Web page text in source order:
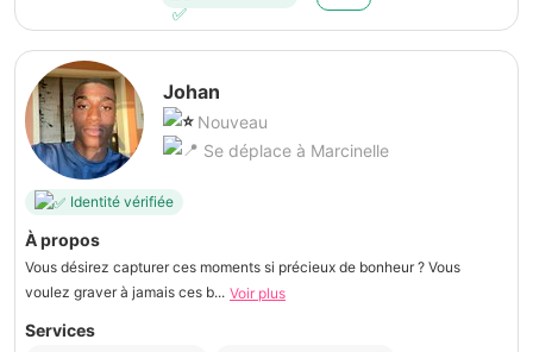
Johan
Nouveau
Se déplace à Marcinelle
Identité vérifiée
À propos
Vous désirez capturer ces moments si précieux de bonheur ? Vous
voulez graver à jamais ces b... Voir plus
Services